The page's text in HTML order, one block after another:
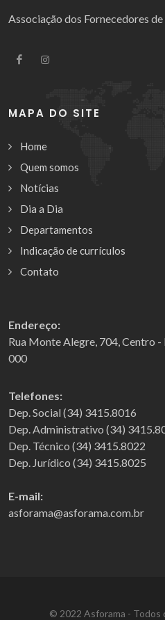
Associação dos Fornecedores
MAPA DO SITE
Home
Quem somos
Notícias
Dia a Dia
Departamentos
Indicação de currículos
Contato
Endereço:
Rua Monte Alegre, 704, Centro
000
Telefones:
Dep. Social (34) 3415.8016
Dep. Administrativo (34)
Dep. Técnico (34) 3415.8022
Dep. Jurídico (34) 3415.8025
E-mail:
asforama@asforama.com.br
© 2022 Asforama - Todos